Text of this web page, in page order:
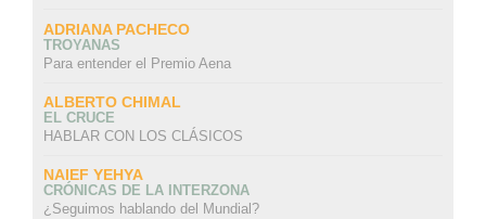
ADRIANA PACHECO
TROYANAS
Para entender el Premio Aena
ALBERTO CHIMAL
EL CRUCE
HABLAR CON LOS CLÁSICOS
NAIEF YEHYA
CRÓNICAS DE LA INTERZONA
¿Seguimos hablando del Mundial?